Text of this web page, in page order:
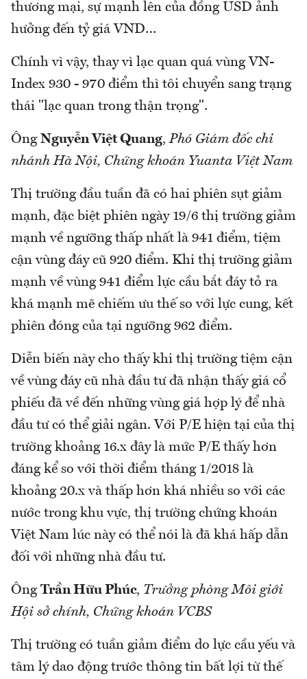
thương mại, sự mạnh lên của đồng USD ảnh
hưởng đến tỷ giá VND…
Chính vì vậy, thay vì lạc quan quá vùng VN-
Index 930 - 970 điểm thì tôi chuyển sang trạng
thái "lạc quan trong thận trọng".
Ông Nguyễn Việt Quang,Phó Giám đốc chi
nhánh Hà Nội, Chứng khoán Yuanta Việt Nam
Thị trường đầu tuần đã có hai phiên sụt giảm
mạnh, đặc biệt phiên ngày 19/6 thị trường giảm
mạnh về ngưỡng thấp nhất là 941 điểm, tiệm
cận vùng đáy cũ 920 điểm. Khi thị trường giảm
mạnh về vùng 941 điểm lực cầu bắt đáy tỏ ra
khá mạnh mẽ chiếm ưu thế so với lực cung, kết
phiên đóng của tại ngưỡng 962 điểm.
Diễn biến này cho thấy khi thị trường tiệm cận
về vùng đáy cũ nhà đầu tư đã nhận thấy giá cổ
phiếu đã về đến những vùng giá hợp lý để nhà
đầu tư có thể giải ngân. Với P/E hiện tại của thị
trường khoảng 16.x đây là mức P/E thấy hơn
đáng kể so với thời điểm tháng 1/2018 là
khoảng 20.x và thấp hơn khá nhiều so với các
nước trong khu vực, thị trường chứng khoán
Việt Nam lúc này có thể nói là đã khá hấp dẫn
đối với những nhà đầu tư.
Ông Trần Hữu Phúc, Trưởng phòng Môi giới
Hội sở chính, Chứng khoán VCBS
Thị trường có tuần giảm điểm do lực cầu yếu và
tâm lý dao động trước thông tin bất lợi từ thế